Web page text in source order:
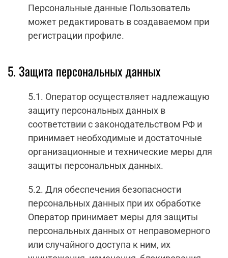
Персональные данные Пользователь
может редактировать в создаваемом при
регистрации профиле.
5. Защита персональных данных
5.1. Оператор осуществляет надлежащую
защиту персональных данных в
соответствии с законодательством РФ и
принимает необходимые и достаточные
организационные и технические меры для
защиты персональных данных.
5.2. Для обеспечения безопасности
персональных данных при их обработке
Оператор принимает меры для защиты
персональных данных от неправомерного
или случайного доступа к ним, их